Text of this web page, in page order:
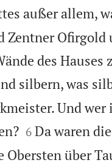
außer allem,
Zentner Ofirgold
des Hauses
silbern, was
Und

6 Da waren
Obersten über